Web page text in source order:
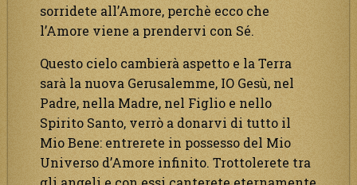
sorridete all’Amore, perchè ecco che
l’Amore viene a prendervi con Sé.
Questo cielo cambierà aspetto e la Terra
sarà la nuova Gerusalemme, IO Gesù, nel
Padre, nella Madre, nel Figlio e nello
Spirito Santo, verrò a donarvi di tutto il
Mio Bene: entrerete in possesso del Mio
Universo d’Amore infinito. Trottolerete tra